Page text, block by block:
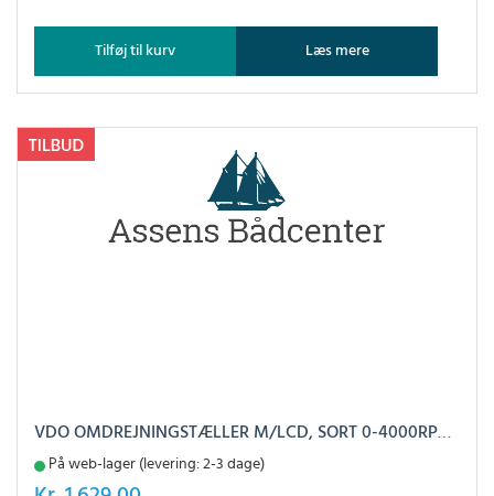
Tilføj til kurv Læs mere
VDO OMDREJNINGSTÆLLER M/LCD, SORT 0-4000RPM Ø85MM
På web-lager (levering: 2-3 dage)